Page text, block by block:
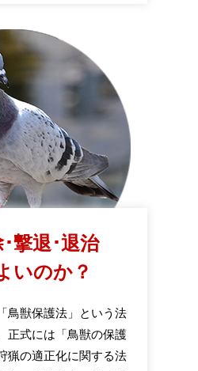
撃退･退治
いのか？
鳥獣保護法」という法
正式には「鳥獣の保護
猟の適正化に関する法